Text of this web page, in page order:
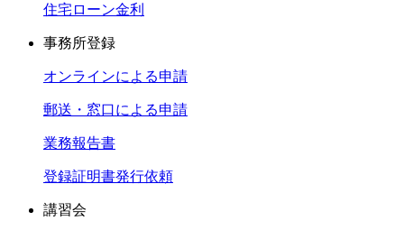
住宅ローン金利
事務所登録
オンラインによる申請
郵送・窓口による申請
業務報告書
登録証明書発行依頼
講習会